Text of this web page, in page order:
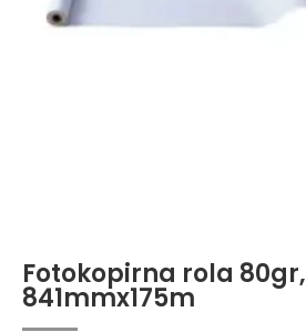
Fotokopirna rola 80gr,
841mmx175m